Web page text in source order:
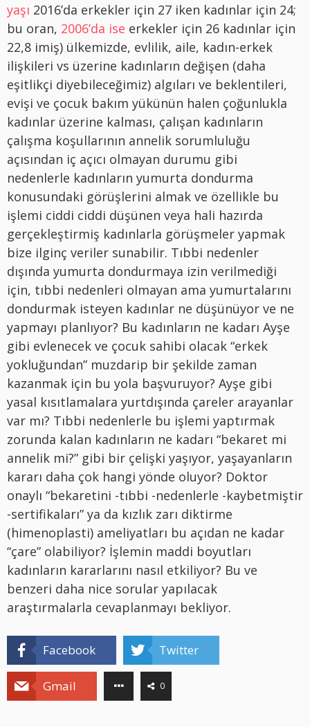
yaşı 2016’da erkekler için 27 iken kadınlar için 24;
bu oran, 2006’da ise erkekler için 26 kadınlar için
22,8 imiş) ülkemizde, evlilik, aile, kadın-erkek
ilişkileri vs üzerine kadınların değişen (daha
eşitlikçi diyebileceğimiz) algıları ve beklentileri,
evişi ve çocuk bakım yükünün halen çoğunlukla
kadınlar üzerine kalması, çalışan kadınların
çalışma koşullarının annelik sorumluluğu
açısından iç açıcı olmayan durumu gibi
nedenlerle kadınların yumurta dondurma
konusundaki görüşlerini almak ve özellikle bu
işlemi ciddi ciddi düşünen veya hali hazırda
gerçekleştirmiş kadınlarla görüşmeler yapmak
bize ilginç veriler sunabilir. Tıbbi nedenler
dışında yumurta dondurmaya izin verilmediği
için, tıbbi nedenleri olmayan ama yumurtalarını
dondurmak isteyen kadınlar ne düşünüyor ve ne
yapmayı planlıyor? Bu kadınların ne kadarı Ayşe
gibi evlenecek ve çocuk sahibi olacak “erkek
yokluğundan” muzdarip bir şekilde zaman
kazanmak için bu yola başvuruyor? Ayşe gibi
yasal kısıtlamalara yurtdışında çareler arayanlar
var mı? Tıbbi nedenlerle bu işlemi yaptırmak
zorunda kalan kadınların ne kadarı “bekaret mi
annelik mi?” gibi bir çelişki yaşıyor, yaşayanların
kararı daha çok hangi yönde oluyor? Doktor
onaylı “bekaretini -tıbbi -nedenlerle -kaybetmiştir
-sertifikaları” ya da kızlık zarı diktirme
(himenoplasti) ameliyatları bu açıdan ne kadar
“çare” olabiliyor? İşlemin maddi boyutları
kadınların kararlarını nasıl etkiliyor? Bu ve
benzeri daha nice sorular yapılacak
araştırmalarla cevaplanmayı bekliyor.
Facebook Twitter
Gmail 0